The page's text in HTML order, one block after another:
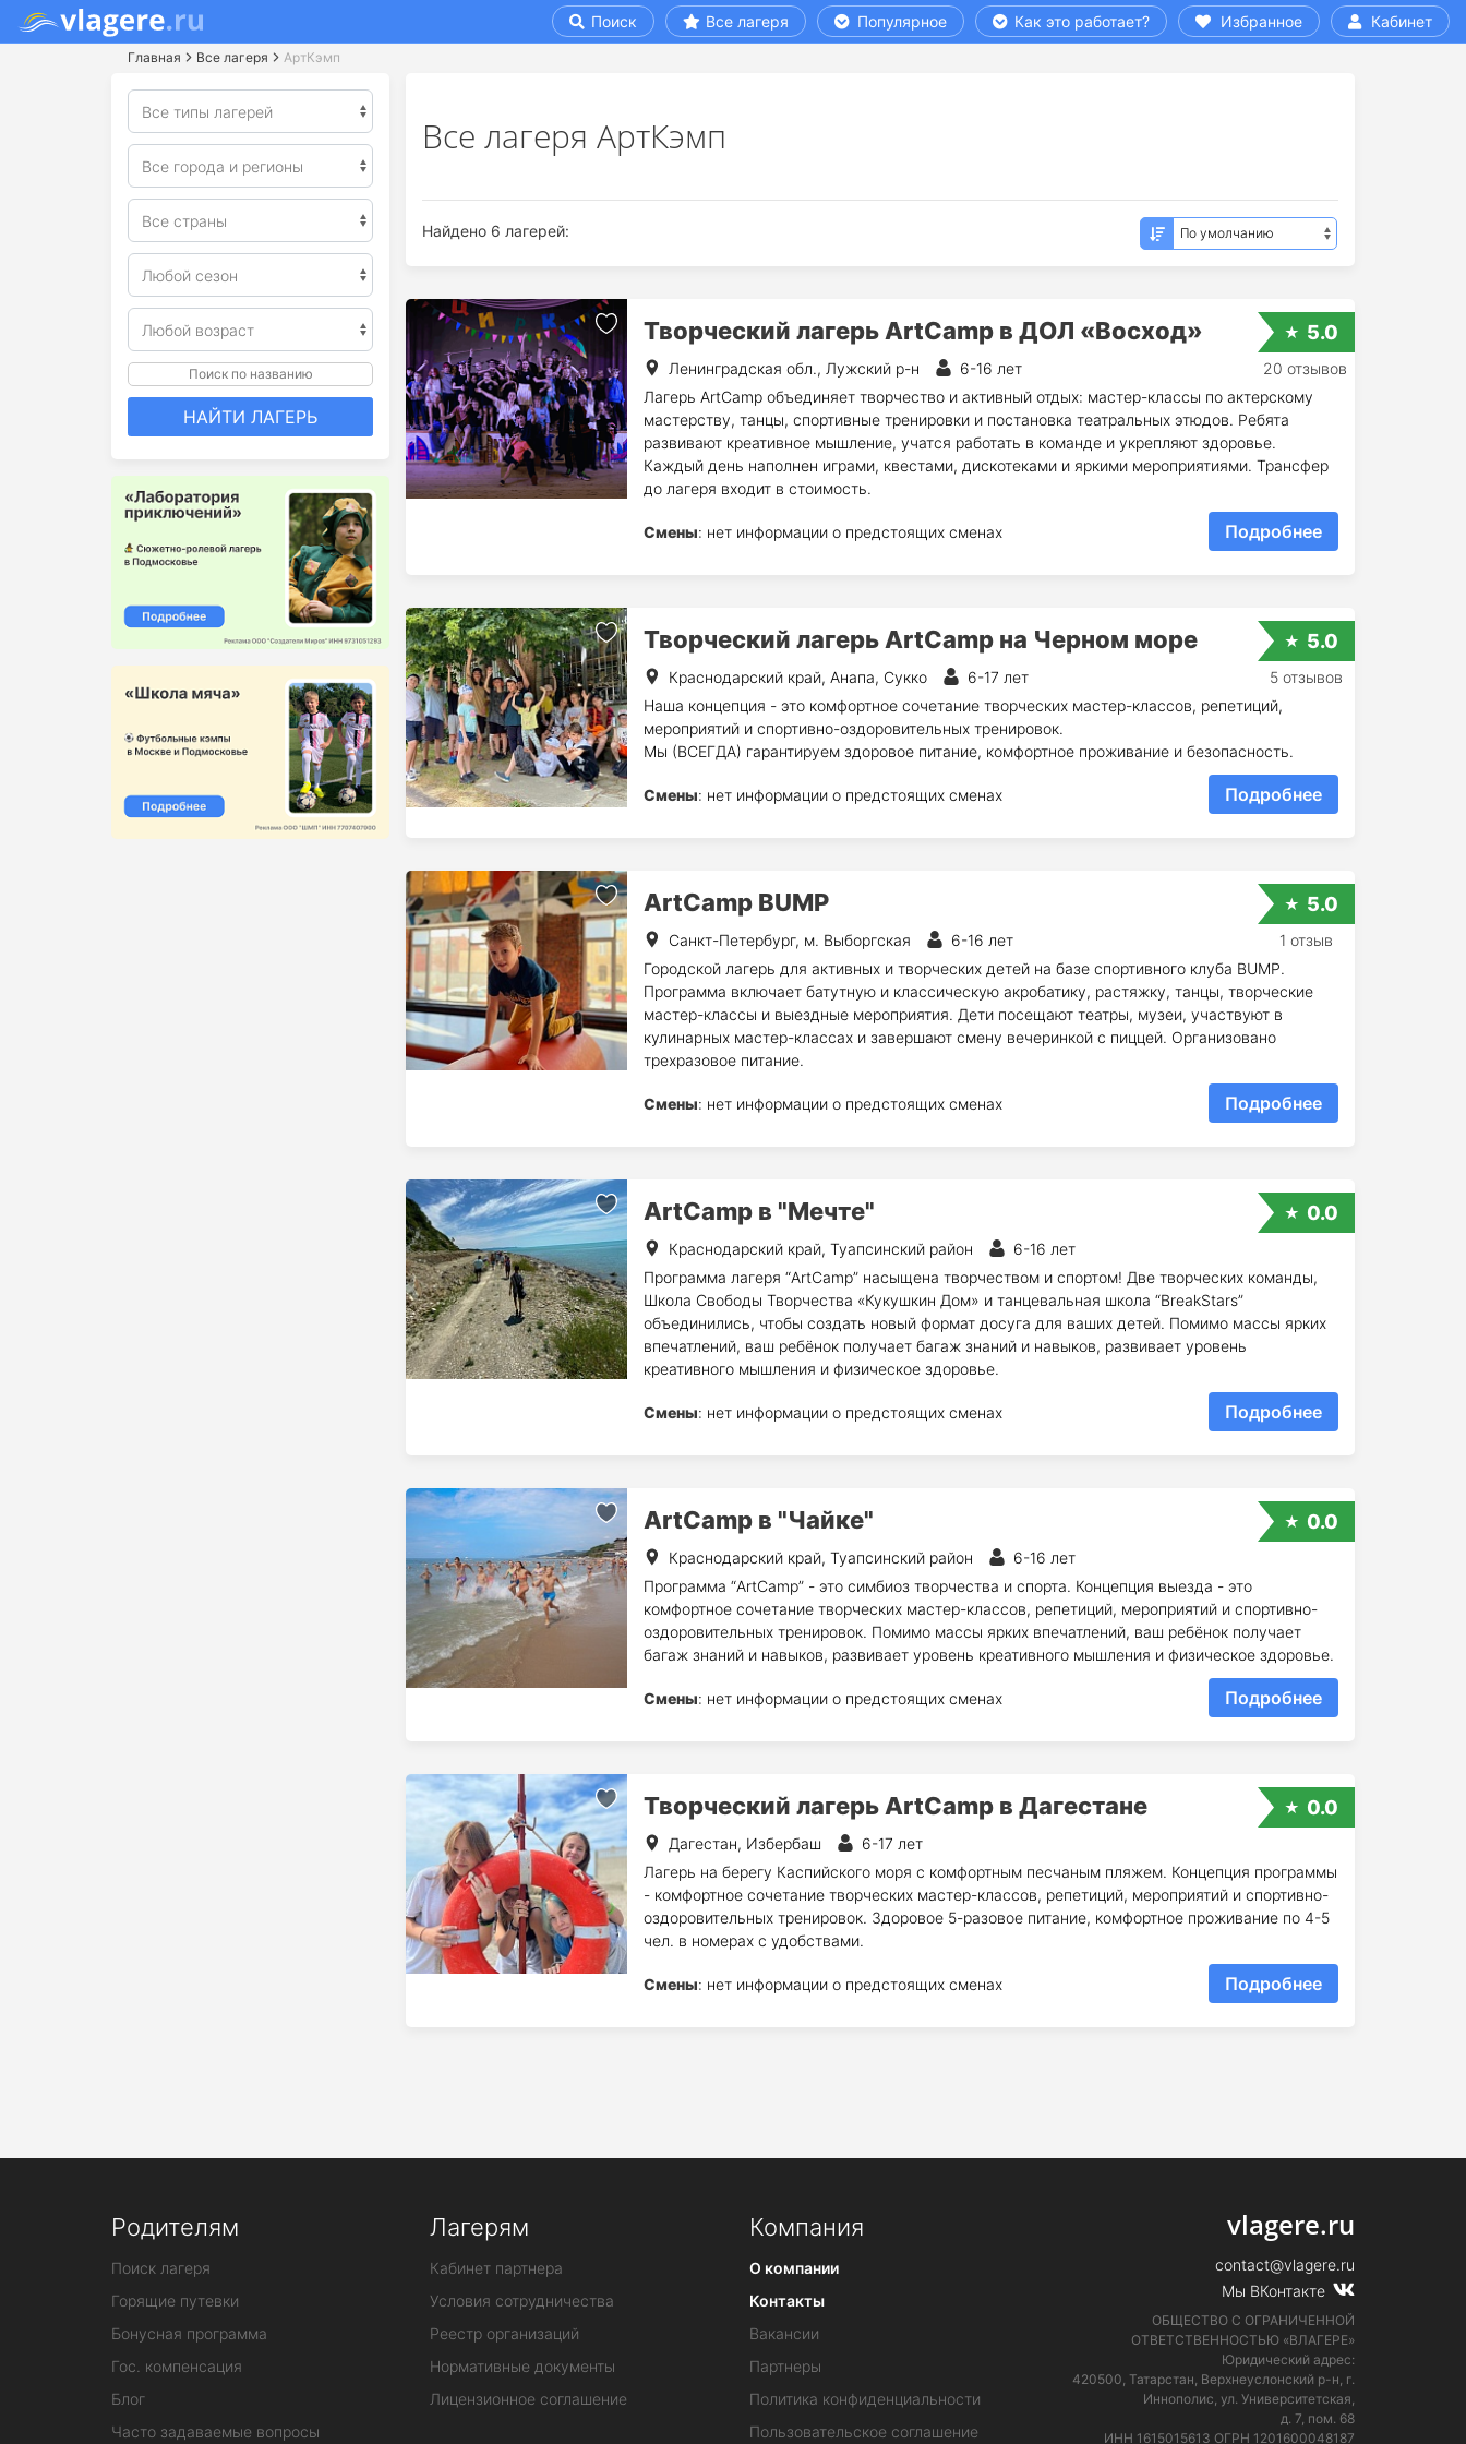
Поиск Все лагеря Популярное Как это работает? Избранное Кабинет
Главная Все лагеря АртКэмп
Поиск по названию
НАЙТИ ЛАГЕРЬ
Все лагеря АртКэмп
Найдено 6 лагерей:
Творческий лагерь ArtCamp в ДОЛ «Восход»
Ленинградская обл., Лужский р-н
6-16 лет
Лагерь ArtCamp объединяет творчество и активный отдых: мастер-классы по актерскому
мастерству, танцы, спортивные тренировки и постановка театральных этюдов. Ребята
развивают креативное мышление, учатся работать в команде и укрепляют здоровье.
Каждый день наполнен играми, квестами, дискотеками и яркими мероприятиями. Трансфер
до лагеря входит в стоимость.
Смены: нет информации о предстоящих сменах Подробнее
5.0
20 отзывов
Творческий лагерь ArtCamp на Черном море
Краснодарский край, Анапа, Сукко
6-17 лет
Наша концепция - это комфортное сочетание творческих мастер-классов, репетиций,
мероприятий и спортивно-оздоровительных тренировок.
Мы (ВСЕГДА) гарантируем здоровое питание, комфортное проживание и безопасность.
Смены: нет информации о предстоящих сменах Подробнее
5.0
5 отзывов
ArtCamp BUMP
Санкт-Петербург, м. Выборгская
6-16 лет
Городской лагерь для активных и творческих детей на базе спортивного клуба BUMP.
Программа включает батутную и классическую акробатику, растяжку, танцы, творческие
мастер-классы и выездные мероприятия. Дети посещают театры, музеи, участвуют в
кулинарных мастер-классах и завершают смену вечеринкой с пиццей. Организовано
трехразовое питание.
Смены: нет информации о предстоящих сменах Подробнее
5.0
1 отзыв
ArtCamp в "Мечте"
Краснодарский край, Туапсинский район
6-16 лет
Программа лагеря “ArtCamp” насыщена творчеством и спортом! Две творческих команды,
Школа Свободы Творчества «Кукушкин Дом» и танцевальная школа “BreakStars”
объединились, чтобы создать новый формат досуга для ваших детей. Помимо массы ярких
впечатлений, ваш ребёнок получает багаж знаний и навыков, развивает уровень
креативного мышления и физическое здоровье.
Смены: нет информации о предстоящих сменах Подробнее
0.0
ArtCamp в "Чайке"
Краснодарский край, Туапсинский район
6-16 лет
Программа “ArtCamp” - это симбиоз творчества и спорта. Концепция выезда - это
комфортное сочетание творческих мастер-классов, репетиций, мероприятий и спортивно-
оздоровительных тренировок. Помимо массы ярких впечатлений, ваш ребёнок получает
багаж знаний и навыков, развивает уровень креативного мышления и физическое здоровье.
Смены: нет информации о предстоящих сменах Подробнее
0.0
Творческий лагерь ArtCamp в Дагестане
Дагестан, Избербаш
6-17 лет
Лагерь на берегу Каспийского моря с комфортным песчаным пляжем. Концепция программы
- комфортное сочетание творческих мастер-классов, репетиций, мероприятий и спортивно-
оздоровительных тренировок. Здоровое 5-разовое питание, комфортное проживание по 4-5
чел. в номерах с удобствами.
Смены: нет информации о предстоящих сменах Подробнее
0.0
Родителям
Поиск лагеря
Горящие путевки
Бонусная программа
Гос. компенсация
Блог
Часто задаваемые вопросы
Лагерям
Кабинет партнера
Условия сотрудничества
Реестр организаций
Нормативные документы
Лицензионное соглашение
Компания
О компании
Контакты
Вакансии
Партнеры
Политика конфиденциальности
Пользовательское соглашение
vlagere.ru
contact@vlagere.ru
Мы ВКонтакте
ОБЩЕСТВО С ОГРАНИЧЕННОЙ
ОТВЕТСТВЕННОСТЬЮ «ВЛАГЕРЕ»
Юридический адрес:
420500, Татарстан, Верхнеуслонский р-н, г.
Иннополис, ул. Университетская,
д. 7, пом. 68
ИНН 1615015613 ОГРН 1201600048187